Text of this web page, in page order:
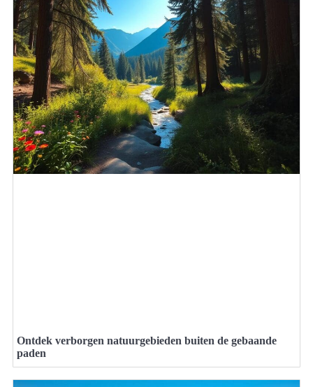
Ontdek verborgen natuurgebieden buiten de gebaande
paden